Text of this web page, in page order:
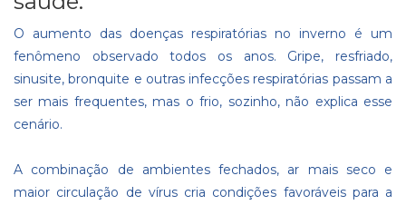
O aumento das doenças respiratórias no inverno é um
fenômeno observado todos os anos. Gripe, resfriado,
sinusite, bronquite e outras infecções respiratórias passam a
ser mais frequentes, mas o frio, sozinho, não explica esse
cenário.
A combinação de ambientes fechados, ar mais seco e
maior circulação de vírus cria condições favoráveis para a